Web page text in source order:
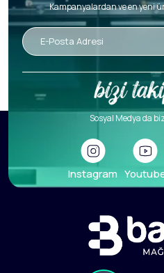
Kampanyalardan ve en yeni
Sosyal Medya da
Instagram